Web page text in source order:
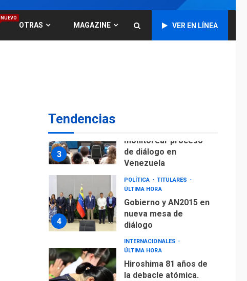
NUEVO
OTRAS MAGAZINE VER EN LÍNEA
Tendencias
Aeropuerto de
3
monitorear proceso
de diálogo en
Venezuela
4
POLÍTICA
TITULARES
ÚLTIMA HORA
Gobierno y AN2015 en
nueva mesa de
diálogo
INTERNACIONALES
ÚLTIMA HORA
Hiroshima 81 años de
la debacle atómica.